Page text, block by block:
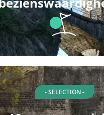
- SELECTION -